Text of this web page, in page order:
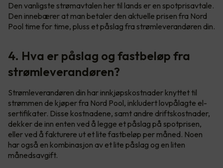
Den vanligste strømavtalen her til lands er en spotprisavtale.
Den innebærer at man betaler den aktuelle prisen fra Nord
Pool time for time, pluss et påslag fra strømleverandøren din.
4. Hva er påslag og fastbeløp fra
strømleverandøren?
Strømleverandøren din har innkjøpskostnader knyttet til
strømmen de kjøper fra Nord Pool, inkludert lovpålagte el-
sertifikater. Disse kostnadene, samt andre driftskostnader,
dekker de inn enten ved å legge et påslag på spotprisen,
eller ved å fakturere ut et lite fastbeløp per måned. Noen
har også en kombinasjon av et lite påslag og en liten
månedsavgift.